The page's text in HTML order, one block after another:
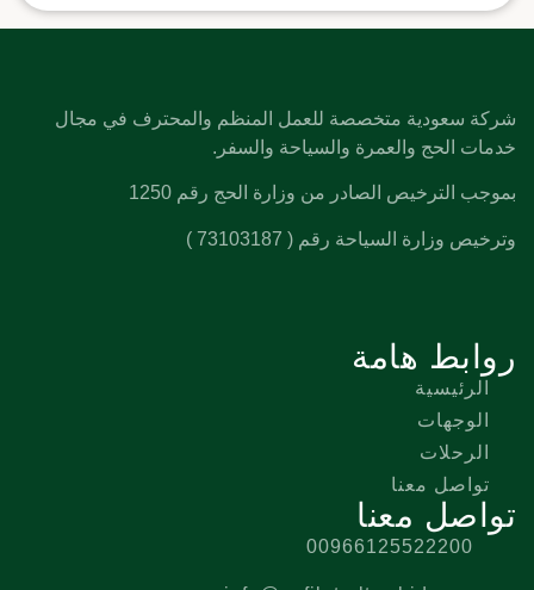
شركة سعودية متخصصة للعمل المنظم والمحترف في مجال
خدمات الحج والعمرة والسياحة والسفر.
بموجب الترخيص الصادر من وزارة الحج رقم 1250
وترخيص وزارة السياحة رقم ( 73103187 )
روابط هامة
الرئيسية
الوجهات
الرحلات
تواصل معنا
تواصل معنا
00966125522200